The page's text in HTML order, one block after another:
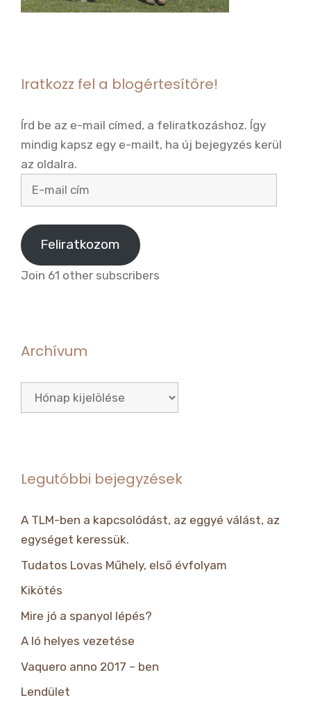
Iratkozz fel a blogértesítőre!
Írd be az e-mail címed, a feliratkozáshoz. Így
mindig kapsz egy e-mailt, ha új bejegyzés kerül
az oldalra.
mail
cím
Feliratkozom
Join 61 other subscribers
Archívum
Archívum
Legutóbbi bejegyzések
A TLM-ben a kapcsolódást, az eggyé válást, az
egységet keressük.
Tudatos Lovas Műhely, első évfolyam
Kikötés
Mire jó a spanyol lépés?
A ló helyes vezetése
Vaquero anno 2017 – ben
Lendület